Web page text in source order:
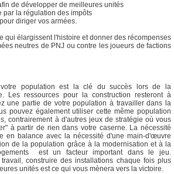
de développer de meilleures unités
par la régulation des impôts
diriger vos armées.
qui élargissent l'histoire et donner des récompenses
neutres de PNJ ou contre les joueurs de factions
population est la clé du succès lors de la
Les ressources pour la construction resteront à
une partie de votre population à travailler dans la
pouvez également utiliser cette même population
contrairement à d'autres jeux de stratégie où vous
à partir de rien dans votre caserne. La nécessité
en balance avec la nécessité d'une main-d'œuvre
de la population grâce à la modernisation et à la
est un facteur important dans le jeu.
construire des installations chaque fois plus
unités est ce qui vous mènera vers la victoire.